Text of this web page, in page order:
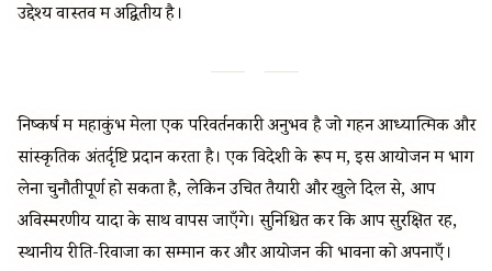
उद्देश्य वास्तव में अद्वितीय है।
निष्कर्ष में महाकुंभ मेला एक परिवर्तनकारी अनुभव है जो गहन आध्यात्मिक और
सांस्कृतिक अंतर्दृष्टि प्रदान करता है। एक विदेशी के रूप में, इस आयोजन में भाग
लेना चुनौतीपूर्ण हो सकता है, लेकिन उचित तैयारी और खुले दिल से, आप
अविस्मरणीय यादों के साथ वापस जाएँगे। सुनिश्चित करें कि आप सुरक्षित रहें,
स्थानीय रीति-रिवाजों का सम्मान करें और आयोजन की भावना को अपनाएँ।